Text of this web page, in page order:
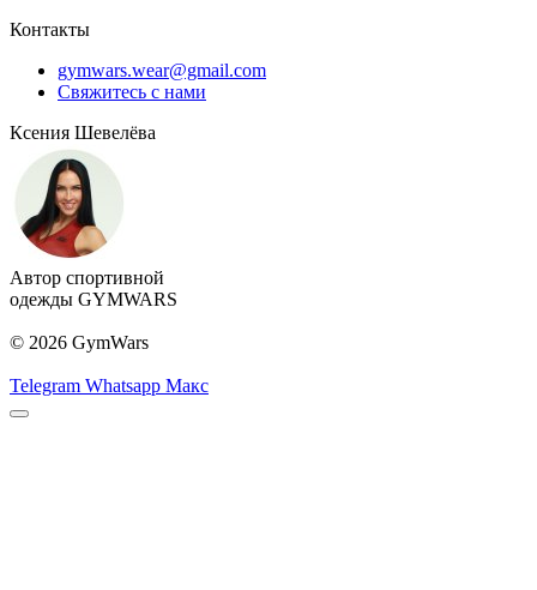
Контакты
gymwars.wear@gmail.com
Свяжитесь с нами
Ксения Шевелёва
Автор спортивной
одежды GYMWARS
© 2026 GymWars
Telegram Whatsapp Макс